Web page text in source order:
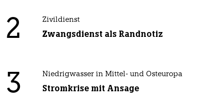
2 Zivildienst
Zwangsdienst als Randnotiz
3 Niedrigwasser in Mittel- und Osteuropa
Stromkrise mit Ansage